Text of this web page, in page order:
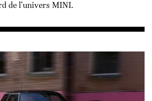
de l’univers MINI.